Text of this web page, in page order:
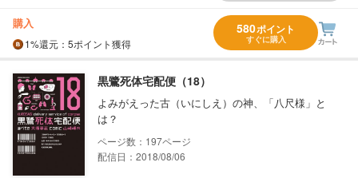
購入
1%還元 ：5ポイント獲得
580ポイント
すぐに購入
黒鷺死体宅配便（18）
よみがえった古（いにしえ）の神、「八尺様」と
は？
197
配信日：2018/08/06